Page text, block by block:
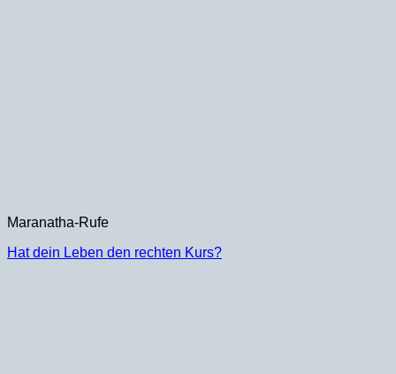
Maranatha-Rufe
Hat dein Leben den rechten Kurs?